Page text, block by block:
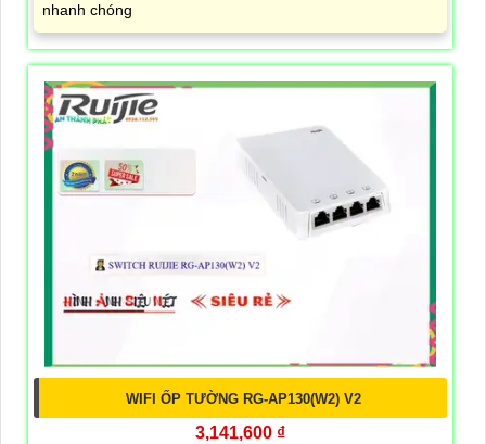
nhanh chóng
WIFI ỐP TƯỜNG RG-AP130(W2) V2
3,141,600 ₫